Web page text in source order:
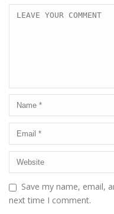
Save my name, email,
next time I comment.